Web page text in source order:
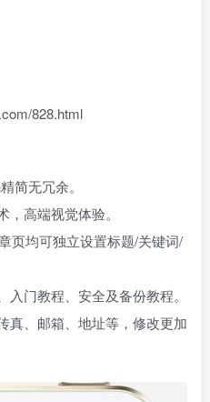
828.html
简无冗余。
高端视觉体验。
页均可独立设置标题/关键词/
门教程、安全及备份教程。
真、邮箱、地址等，修改更加